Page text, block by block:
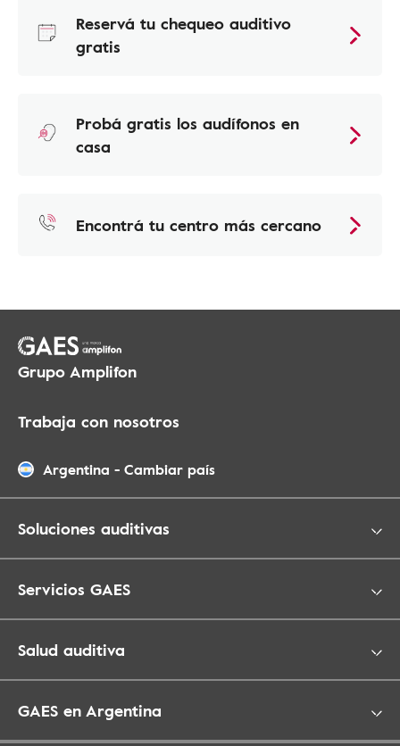
Reservá tu chequeo auditivo
gratis
Probá gratis los audífonos en
casa
Encontrá tu centro más cercano
Grupo Amplifon
Trabaja con nosotros
Argentina - Cambiar país
Soluciones auditivas
Servicios GAES
Salud auditiva
GAES en Argentina